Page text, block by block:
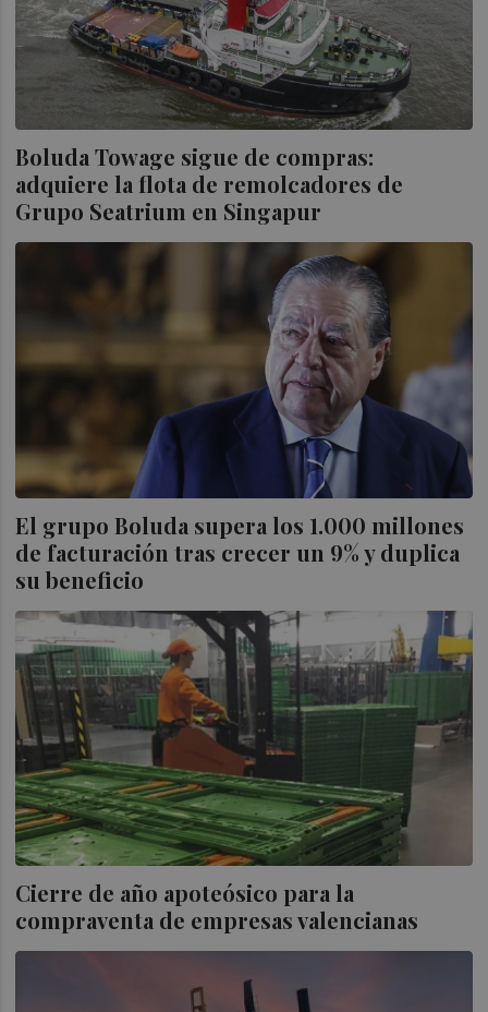
Boluda Towage sigue de compras:
adquiere la flota de remolcadores de
Grupo Seatrium en Singapur
El grupo Boluda supera los 1.000 millones
de facturación tras crecer un 9% y duplica
su beneficio
Cierre de año apoteósico para la
compraventa de empresas valencianas